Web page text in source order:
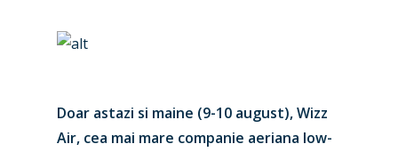
Doar astazi si maine (9-10 august), Wizz
Air, cea mai mare companie aeriana low-